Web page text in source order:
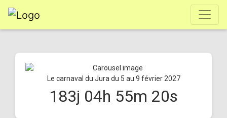
Le carnaval du Jura du 5 au 9 février 2027
183j 04h 55m 20s